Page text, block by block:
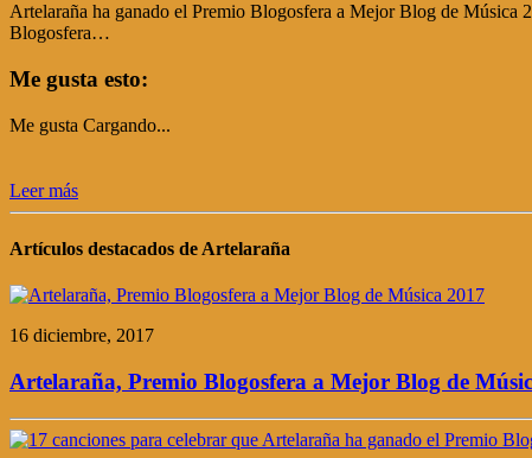
Artelaraña ha ganado el Premio Blogosfera a Mejor Blog de Música
Blogosfera…
Me gusta esto:
Me gusta Cargando...
Leer más
Artículos destacados de Artelaraña
16 diciembre, 2017
Artelaraña, Premio Blogosfera a Mejor Blog de